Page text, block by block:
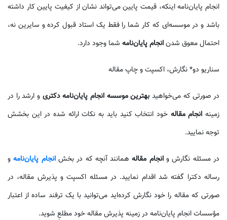
انجام پایان‌نامه اینکه، قیمت پایین می‌تواند نشان از کیفیت پایین کار داشته
باشد و در موسسه‌ای که کار شما را فقط یک استاد قبول کرده و سایرین نه،
احتمال معوق شدنانجام پایان‌نامه شما وجود دارد.
سناریو دو* نگارش، اکسپت و چاپ مقاله
در صورتی که می‌خواهید بهترین موسسه انجام پایان‌نامه دکتری و ارشد را در
زمینه انجام مقاله خود انتخاب کنید باید به نکات ارائه شده در این بخشش
توجه نمایید.
در مسئله نگارش وانجام مقالههمانند آنچه که در بخشانجام پایان‌نامهو
رساله دکترا گفته شد اقدام نمایید. در مسئله اکسپت و پذیرش مقاله، در
صورتی که مقاله را خود نگارش کرده‌اید می‌توانید با یک ترفند ساده از اعتبار
مؤسسات انجام پایان‌نامه در زمینه پذیرش مقاله خود مطلعِ شوید.